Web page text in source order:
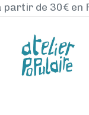
de 30€ en